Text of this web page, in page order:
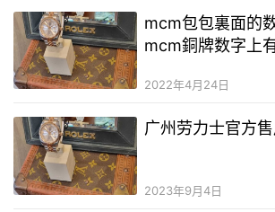
mcm包包裏面的
mcm銅牌数字上
區
2022年4月24日
广州劳力士官方
2023年9月4日